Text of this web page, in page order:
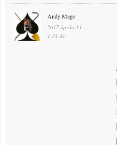
Andy Mage
2017 április 13
1:31 de.